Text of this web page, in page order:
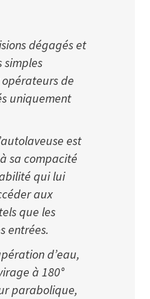
dégagés et
simples
de
uniquement
est
sa compacité
qui lui
aux
que les
entrées.
d’eau,
à 180°
parabolique,